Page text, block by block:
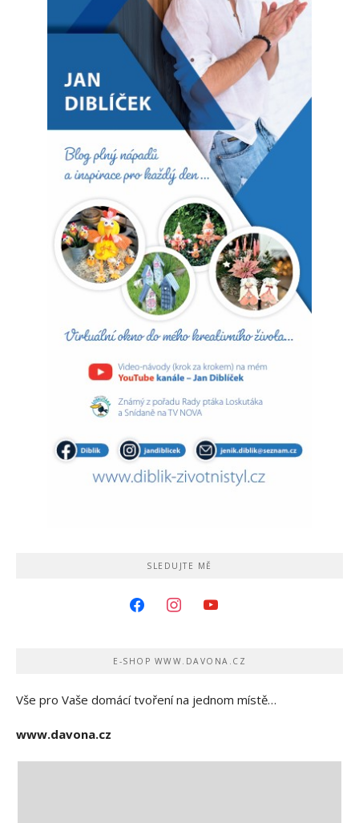
SLEDUJTE MĚ
facebookinstagramyoutube
E-SHOP WWW.DAVONA.CZ
Vše pro Vaše domácí tvoření na jednom místě…
www.davona.cz